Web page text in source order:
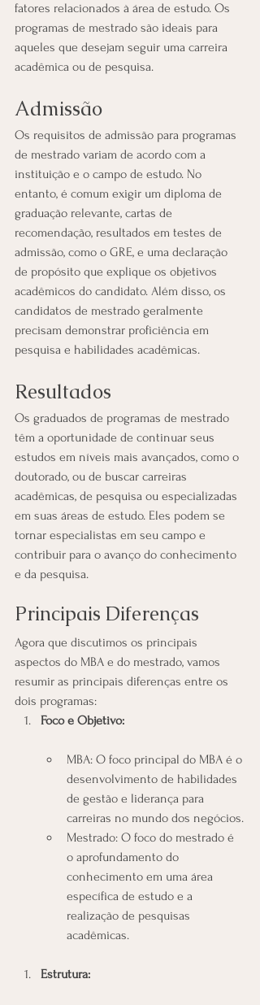
fatores relacionados à área de estudo. Os
programas de mestrado são ideais para
aqueles que desejam seguir uma carreira
acadêmica ou de pesquisa.
Admissão
Os requisitos de admissão para programas
de mestrado variam de acordo com a
instituição e o campo de estudo. No
entanto, é comum exigir um diploma de
graduação relevante, cartas de
recomendação, resultados em testes de
admissão, como o GRE, e uma declaração
de propósito que explique os objetivos
acadêmicos do candidato. Além disso, os
candidatos de mestrado geralmente
precisam demonstrar proficiência em
pesquisa e habilidades acadêmicas.
Resultados
Os graduados de programas de mestrado
têm a oportunidade de continuar seus
estudos em níveis mais avançados, como o
doutorado, ou de buscar carreiras
acadêmicas, de pesquisa ou especializadas
em suas áreas de estudo. Eles podem se
tornar especialistas em seu campo e
contribuir para o avanço do conhecimento
e da pesquisa.
Principais Diferenças
Agora que discutimos os principais
aspectos do MBA e do mestrado, vamos
resumir as principais diferenças entre os
dois programas:
Foco e Objetivo:
MBA: O foco principal do MBA é o
desenvolvimento de habilidades
de gestão e liderança para
carreiras no mundo dos negócios.
Mestrado: O foco do mestrado é
o aprofundamento do
conhecimento em uma área
específica de estudo e a
realização de pesquisas
acadêmicas.
Estrutura: